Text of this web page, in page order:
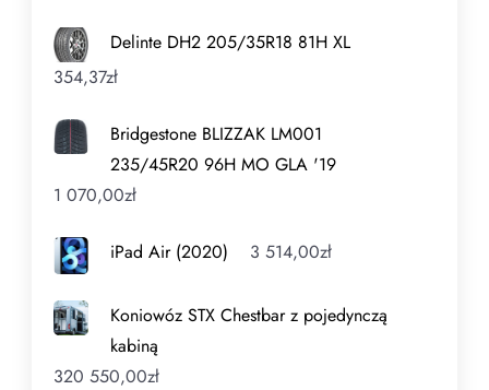
Delinte DH2 205/35R18 81H XL
354,37zł
Bridgestone BLIZZAK LM001
235/45R20 96H MO GLA '19
1 070,00zł
iPad Air (2020) 3 514,00zł
Koniowóz STX Chestbar z pojedynczą
kabiną
320 550,00zł